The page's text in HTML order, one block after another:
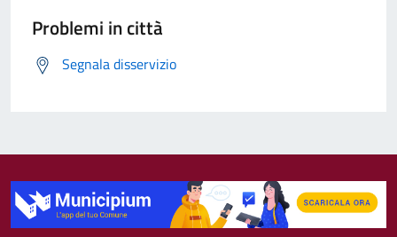
Problemi in città
Segnala disservizio